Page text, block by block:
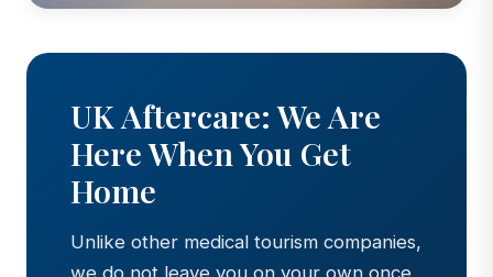
UK Aftercare: We Are
Here When You Get
Home
Unlike other medical tourism companies,
we do not leave you on your own once